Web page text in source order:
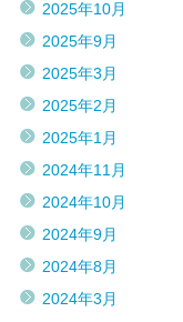
2025年10月
2025年9月
2025年3月
2025年2月
2025年1月
2024年11月
2024年10月
2024年9月
2024年8月
2024年3月